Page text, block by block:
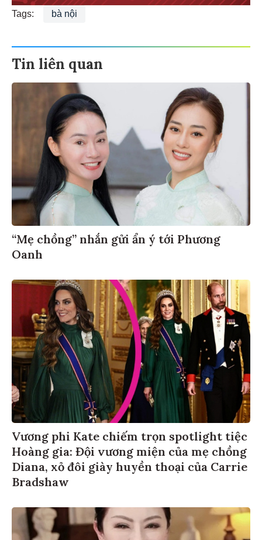
Tags: bà nội
Tin liên quan
“Mẹ chồng” nhắn gửi ẩn ý tới Phương
Oanh
Vương phi Kate chiếm trọn spotlight tiệc
Hoàng gia: Đội vương miện của mẹ chồng
Diana, xỏ đôi giày huyền thoại của Carrie
Bradshaw